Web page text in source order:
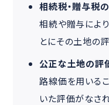
相続税・贈与税
相続や贈与によ
とにその土地の
公正な土地の評
路線価を用いる
いた評価がなされ